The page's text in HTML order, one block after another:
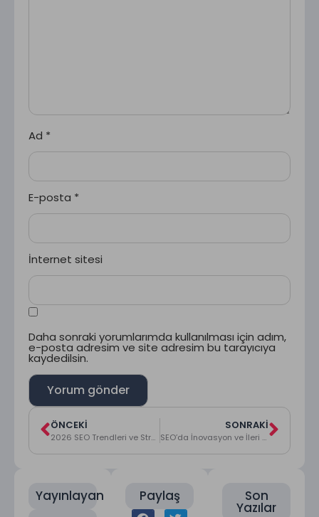
Ad *
E-posta *
İnternet sitesi
Daha sonraki yorumlarımda kullanılması için adım,
e-posta adresim ve site adresim bu tarayıcıya
kaydedilsin.
ÖNCEKI
2026 SEO Trendleri ve Stratejileri: Geleceğin SEO Dünyasına Hazır Olun!
SONRAKI
SEO’da İnovasyon ve İleri Teknoloji Trendleri ve Stratejileri
Yayınlayan Paylaş Son
Yazılar